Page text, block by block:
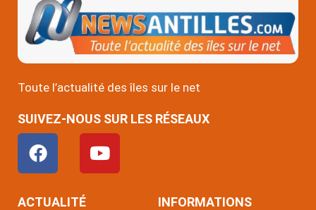
Toute l’actualité des îles sur le net
SUIVEZ-NOUS SUR LES RÉSEAUX
F
a
c
e
Y
o
u
ACTUALITÉ INFORMATIONS